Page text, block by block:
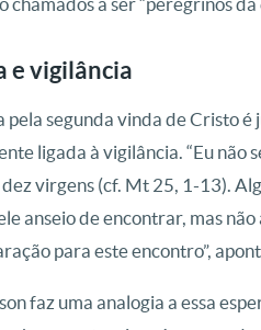
e vigilância
segunda vinda de Cristo é
ligada à vigilância. “Eu não
virgens (cf. Mt 25, 1-13).
anseio de encontrar, mas
para este encontro”,
faz uma analogia a essa